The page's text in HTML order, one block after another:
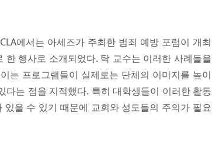
에서는 아세즈가 주최한 범죄 예방 포럼이 개최
행사로 소개되었다. 탁 교수는 이러한 사례들을
는 프로그램들이 실제로는 단체의 이미지를 높이
는 점을 지적했다. 특히 대학생들이 이러한 활동
을 수 있기 때문에 교회와 성도들의 주의가 필요